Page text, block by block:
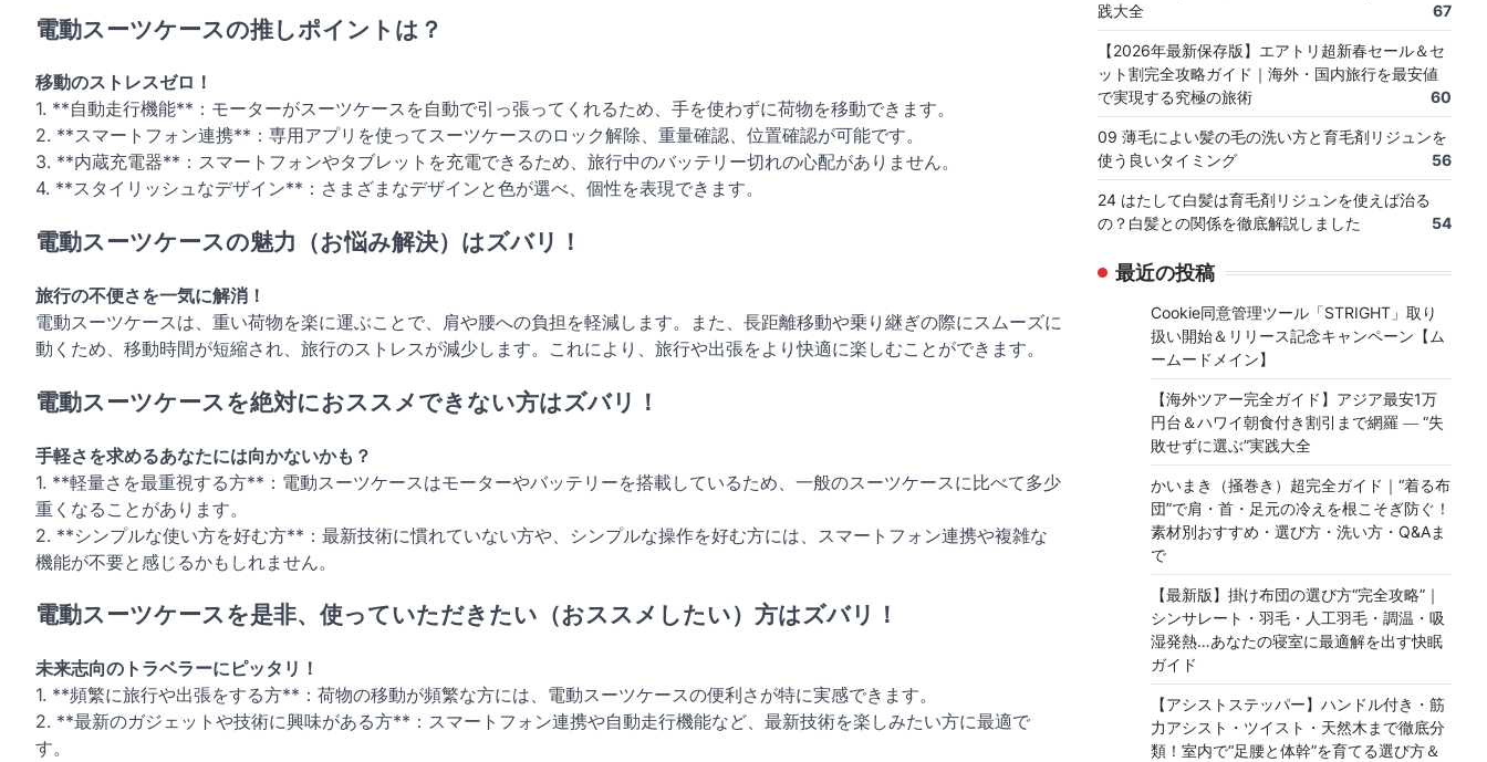
電動スーツケースの推しポイントは？
移動のストレスゼロ！
1. **自動走行機能**：モーターがスーツケースを自動で引っ張ってくれるため、手を使わずに荷物を移動できます。
2. **スマートフォン連携**：専用アプリを使ってスーツケースのロック解除、重量確認、位置確認が可能です。
3. **内蔵充電器**：スマートフォンやタブレットを充電できるため、旅行中のバッテリー切れの心配がありません。
4. **スタイリッシュなデザイン**：さまざまなデザインと色が選べ、個性を表現できます。
電動スーツケースの魅力（お悩み解決）はズバリ！
旅行の不便さを一気に解消！
電動スーツケースは、重い荷物を楽に運ぶことで、肩や腰への負担を軽減します。また、長距離移動や乗り継ぎの際にスムーズに
動くため、移動時間が短縮され、旅行のストレスが減少します。これにより、旅行や出張をより快適に楽しむことができます。
電動スーツケースを絶対におススメできない方はズバリ！
手軽さを求めるあなたには向かないかも？
1. **軽量さを最重視する方**：電動スーツケースはモーターやバッテリーを搭載しているため、一般のスーツケースに比べて多少
重くなることがあります。
2. **シンプルな使い方を好む方**：最新技術に慣れていない方や、シンプルな操作を好む方には、スマートフォン連携や複雑な
機能が不要と感じるかもしれません。
電動スーツケースを是非、使っていただきたい（おススメしたい）方はズバリ！
未来志向のトラベラーにピッタリ！
1. **頻繁に旅行や出張をする方**：荷物の移動が頻繁な方には、電動スーツケースの便利さが特に実感できます。
2. **最新のガジェットや技術に興味がある方**：スマートフォン連携や自動走行機能など、最新技術を楽しみたい方に最適で
す。
践大全
67
【2026年最新保存版】エアトリ超新春セール＆セ
ット割完全攻略ガイド｜海外・国内旅行を最安値
で実現する究極の旅術
60
09 薄毛によい髪の毛の洗い方と育毛剤リジュンを
使う良いタイミング
56
24 はたして白髪は育毛剤リジュンを使えば治る
の？白髪との関係を徹底解説しました
54
最近の投稿
Cookie同意管理ツール「STRIGHT」取り
扱い開始＆リリース記念キャンペーン【ム
ームードメイン】
【海外ツアー完全ガイド】アジア最安1万
円台＆ハワイ朝食付き割引まで網羅 ― “失
敗せずに選ぶ”実践大全
かいまき（掻巻き）超完全ガイド｜“着る布
団”で肩・首・足元の冷えを根こそぎ防ぐ！
素材別おすすめ・選び方・洗い方・Q&Aま
で
【最新版】掛け布団の選び方“完全攻略”｜
シンサレート・羽毛・人工羽毛・調温・吸
湿発熱…あなたの寝室に最適解を出す快眠
ガイド
【アシストステッパー】ハンドル付き・筋
力アシスト・ツイスト・天然木まで徹底分
類！室内で“足腰と体幹”を育てる選び方＆